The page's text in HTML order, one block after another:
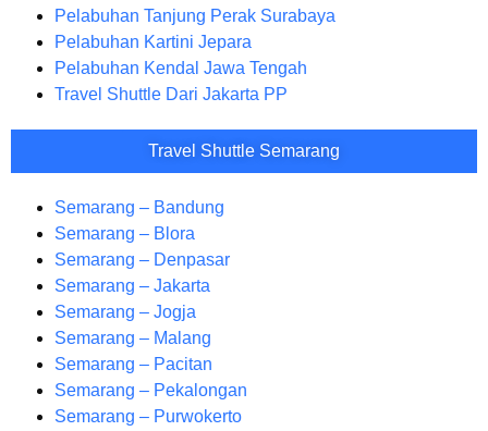
Pelabuhan Tanjung Perak Surabaya
Pelabuhan Kartini Jepara
Pelabuhan Kendal Jawa Tengah
Travel Shuttle Dari Jakarta PP
Travel Shuttle Semarang
Semarang – Bandung
Semarang – Blora
Semarang – Denpasar
Semarang – Jakarta
Semarang – Jogja
Semarang – Malang
Semarang – Pacitan
Semarang – Pekalongan
Semarang – Purwokerto